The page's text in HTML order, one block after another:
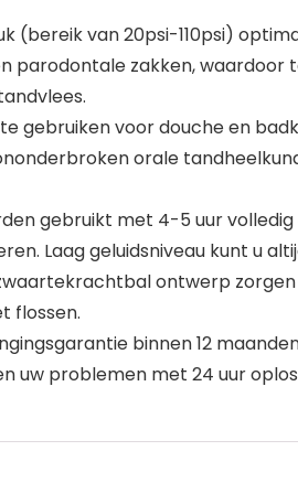
(bereik van 20psi-110psi)
parodontale zakken, waardoor
gebruiken voor douche en
orale
gebruikt met 4-5 uur volledig
Laag geluidsniveau kunt u
ontwerp
flossen.
binnen 12 maanden
uw problemen met 24 uur